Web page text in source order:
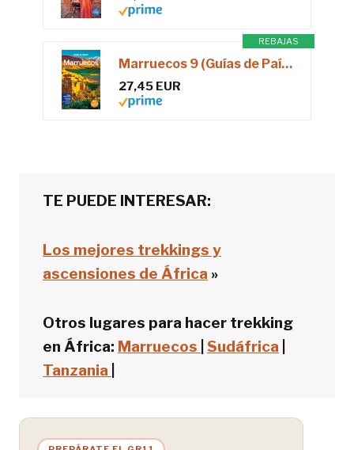
REBAJAS
Marruecos 9 (Guías de País Lonely Planet)
27,45 EUR
TE PUEDE INTERESAR:
Los mejores trekkings y
ascensiones de África »
Otros lugares para hacer trekking
en África: Marruecos Sudáfrica
Tanzania